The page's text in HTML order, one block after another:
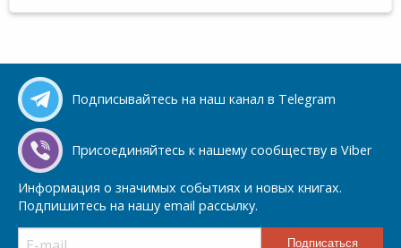
Подписывайтесь на наш канал в Telegram
Присоединяйтесь к нашему сообществу в Viber
Информация о значимых событиях и новых книгах.
Подпишитесь на нашу email рассылку.